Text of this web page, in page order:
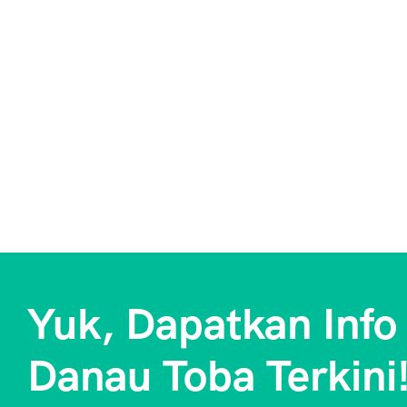
Yuk, Dapatkan Info
Danau Toba Terkini!